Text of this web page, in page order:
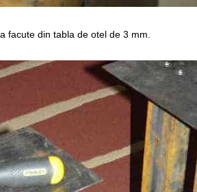
facute din tabla de otel de 3 mm.